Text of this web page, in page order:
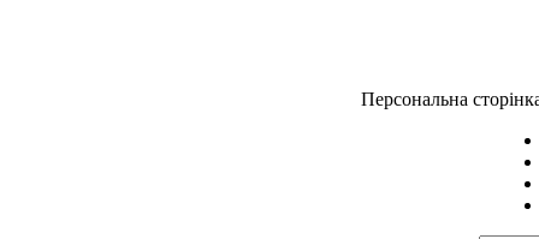
Персональна